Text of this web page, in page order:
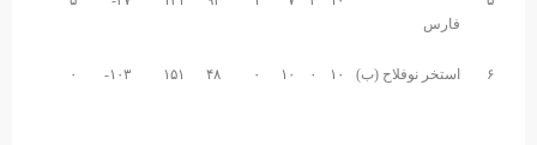
فارس
۶ استخر نوفلاح (ب) ۱۰ ۱۰ ۴۸ ۱۵۱ ۱۰۳-